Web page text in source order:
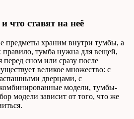
что ставят на неё
предметы храним внутри тумбы, а
правило, тумба нужна для вещей,
сном или сразу после
великое множество: с
дверцами, с
модели, тумбы-
модели зависит от того, что же